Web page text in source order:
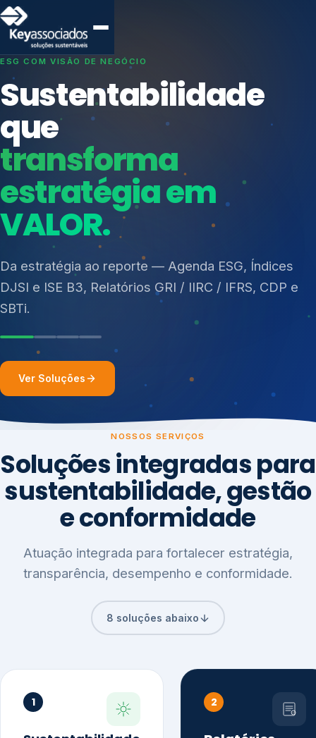
SISTEMAS DE GESTÃO OTIMIZADOS E INTEGRADOS
Conformidade que
protege seu
negócio.
Consultoria, auditoria e treinamentos em ISO 27001,
ISO 27701, ISO 42001, ISO 37001, ISO 9001, ISO
14001, ISO 45001, ONA e PNQ — Gestão de
resíduos sólidos (PGRS/PMGRS).
Índices de Mercado
Mudanças Climáticas
Reputação e Cadeia
Reporte Regulatório
Ver Soluções
NOSSOS SERVIÇOS
Soluções integradas para
sustentabilidade, gestão
e conformidade
Atuação integrada para fortalecer estratégia,
transparência, desempenho e conformidade.
8 soluções abaixo
1 2